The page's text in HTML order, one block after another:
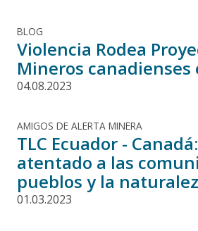
BLOG
Violencia Rodea
Mineros canadienses
04.08.2023
AMIGOS DE ALERTA MINERA
TLC Ecuador -
atentado a las
pueblos y la
01.03.2023